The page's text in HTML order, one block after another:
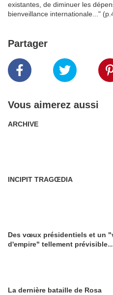
existantes, de diminuer les
bienveillance internationale..."
Partager
Vous aimerez aussi
ARCHIVE
INCIPIT TRAGŒDIA
Des vœux présidentiels et un
d'empire" tellement
La dernière bataille de Rosa